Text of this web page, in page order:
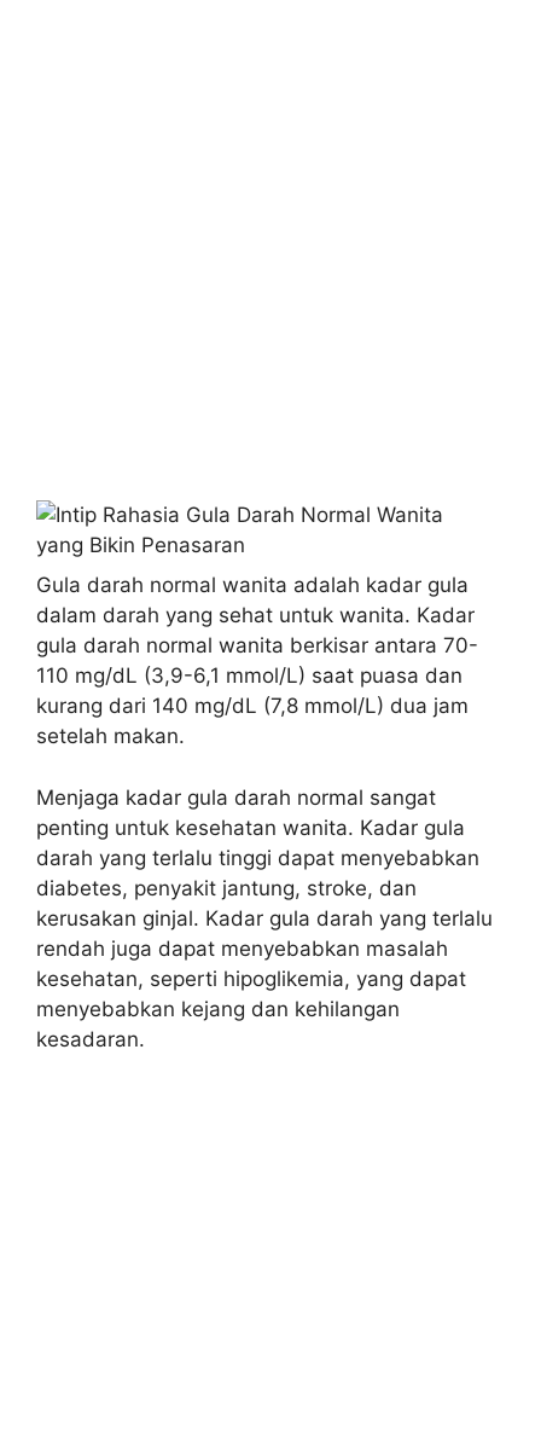
Gula darah normal wanita adalah kadar gula
dalam darah yang sehat untuk wanita. Kadar
gula darah normal wanita berkisar antara 70-
110 mg/dL (3,9-6,1 mmol/L) saat puasa dan
kurang dari 140 mg/dL (7,8 mmol/L) dua jam
setelah makan.
Menjaga kadar gula darah normal sangat
penting untuk kesehatan wanita. Kadar gula
darah yang terlalu tinggi dapat menyebabkan
diabetes, penyakit jantung, stroke, dan
kerusakan ginjal. Kadar gula darah yang terlalu
rendah juga dapat menyebabkan masalah
kesehatan, seperti hipoglikemia, yang dapat
menyebabkan kejang dan kehilangan
kesadaran.